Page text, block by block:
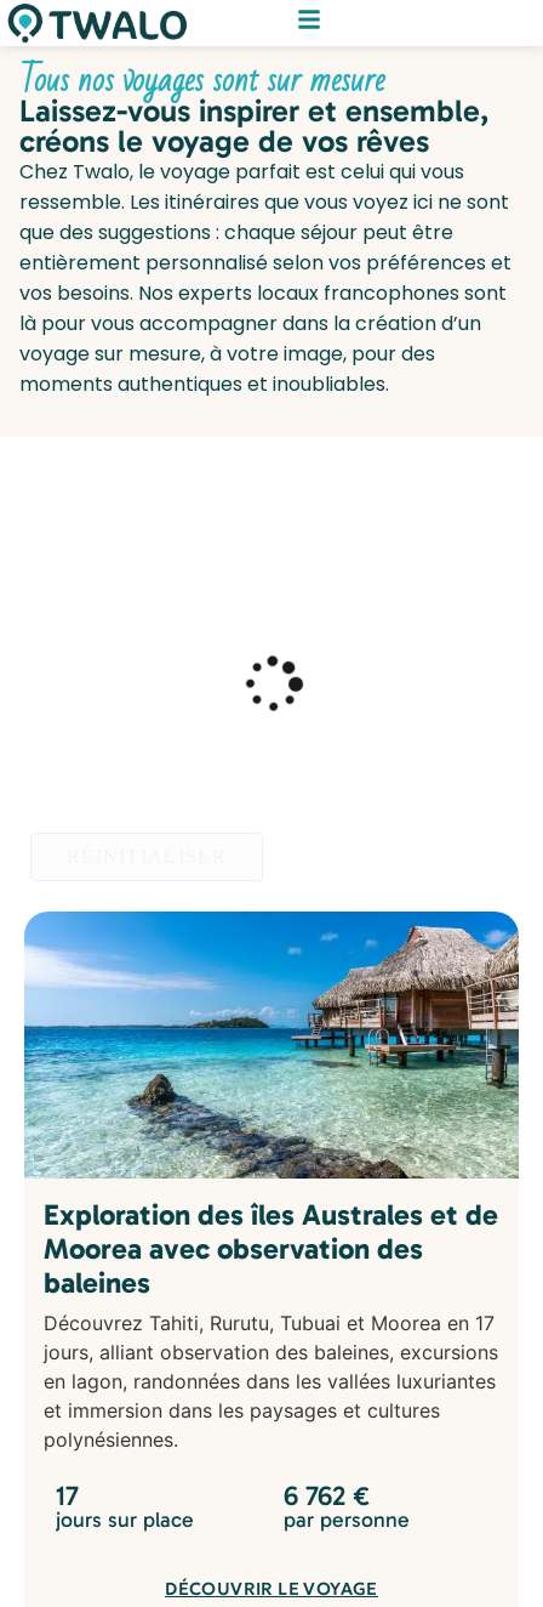
Tous nos voyages sont sur mesure
Laissez-vous inspirer et ensemble,
créons le voyage de vos rêves
Chez Twalo, le voyage parfait est celui qui vous
ressemble. Les itinéraires que vous voyez ici ne sont
que des suggestions : chaque séjour peut être
entièrement personnalisé selon vos préférences et
vos besoins. Nos experts locaux francophones sont
là pour vous accompagner dans la création d’un
voyage sur mesure, à votre image, pour des
moments authentiques et inoubliables.
Exploration des îles Australes et de
Moorea avec observation des
baleines
Découvrez Tahiti, Rurutu, Tubuai et Moorea en 17
jours, alliant observation des baleines, excursions
en lagon, randonnées dans les vallées luxuriantes
et immersion dans les paysages et cultures
polynésiennes.
17
jours sur place
6 762 €
par personne
DÉCOUVRIR LE VOYAGE